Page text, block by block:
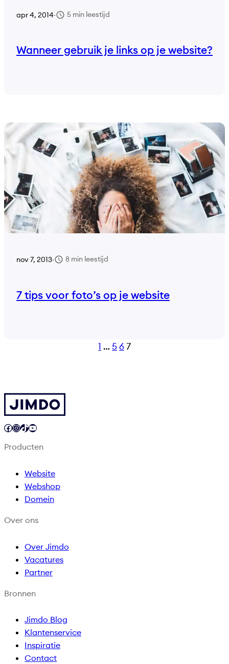
apr 4, 2014· 5 min leestijd
Wanneer gebruik je links op je website?
nov 7, 2013· 8 min leestijd
7 tips voor foto’s op je website
1 …567
Facebook InstagramTikTok YouTube
Producten
Website
Webshop
Domein
Over ons
Over Jimdo
Vacatures
Partner
Bronnen
Jimdo Blog
Klantenservice
Inspiratie
Contact